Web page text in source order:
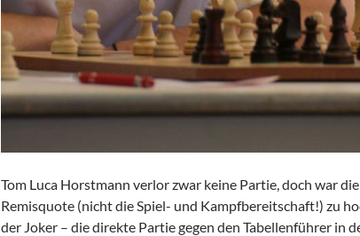
Tom Luca Horstmann verlor zwar keine Partie, doch war die
Remisquote (nicht die Spiel- und Kampfbereitschaft!) zu
der Joker – die direkte Partie gegen den Tabellenführer in